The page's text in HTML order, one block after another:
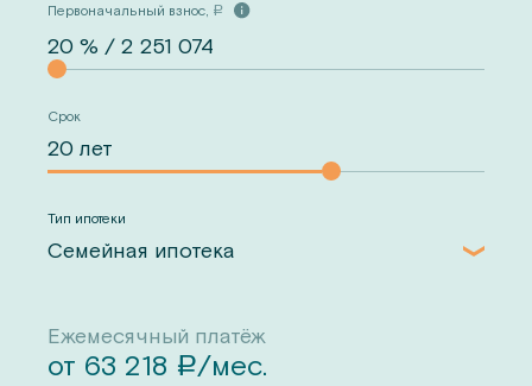
Первоначальный взнос, a
Срок
Тип ипотеки
Семейная ипотека
Ежемесячный платёж
от 63 218 a/мес.